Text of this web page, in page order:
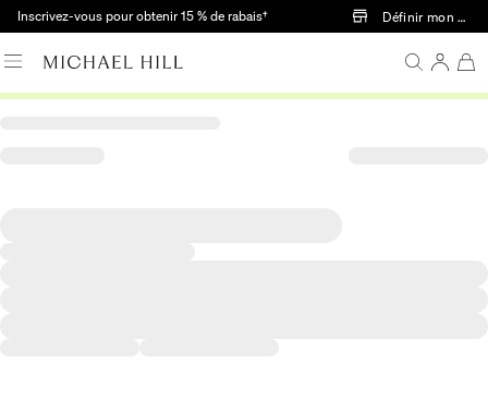
Passer au contenu principal
Inscrivez-vous pour obtenir 15 % de rabais† Définir mon